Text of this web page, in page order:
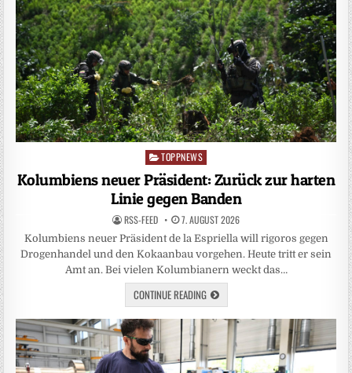
Posted
in
TOPPNEWS
Kolumbiens neuer Präsident: Zurück zur harten
Linie gegen Banden
RSS-FEED 7. AUGUST 2026
Kolumbiens neuer Präsident de la Espriella will rigoros gegen
Drogenhandel und den Kokaanbau vorgehen. Heute tritt er sein
Amt an. Bei vielen Kolumbianern weckt das…
CONTINUE READING